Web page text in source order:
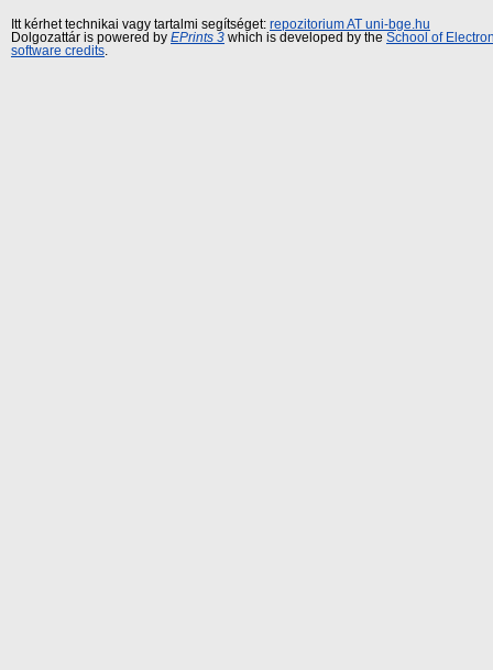
Itt kérhet technikai vagy tartalmi segítséget: repozitorium AT uni-bge.hu
Dolgozattár is powered by EPrints 3 which is developed by the School of
software credits